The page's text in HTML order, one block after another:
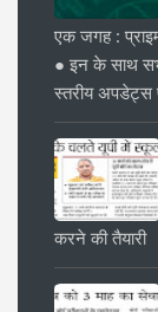
एक जगह :
● इन के साथ
स्तरीय अपडेट्स
करने की तैयारी